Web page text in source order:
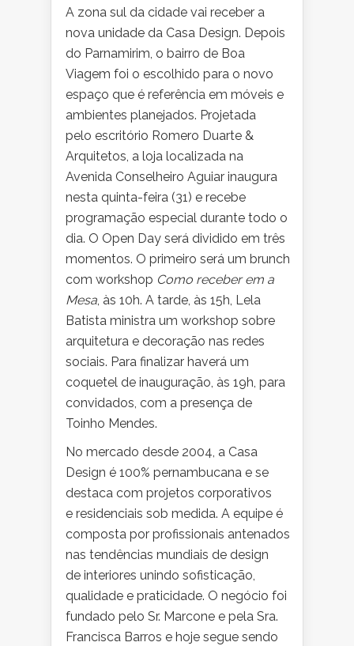
A zona sul da cidade vai receber a
nova unidade da Casa Design. Depois
do Parnamirim, o bairro de Boa
Viagem foi o escolhido para o novo
espaço que é referência em móveis e
ambientes planejados. Projetada
pelo escritório Romero Duarte &
Arquitetos, a loja localizada na
Avenida Conselheiro Aguiar inaugura
nesta quinta-feira (31) e recebe
programação especial durante todo o
dia. O Open Day será dividido em três
momentos. O primeiro será um brunch
com workshop Como receber em a
Mesa, às 10h. A tarde, às 15h, Lela
Batista ministra um workshop sobre
arquitetura e decoração nas redes
sociais. Para finalizar haverá um
coquetel de inauguração, às 19h, para
convidados, com a presença de
Toinho Mendes.
No mercado desde 2004, a Casa
Design é 100% pernambucana e se
destaca com projetos corporativos
e residenciais sob medida. A equipe é
composta por profissionais antenados
nas tendências mundiais de design
de interiores unindo sofisticação,
qualidade e praticidade. O negócio foi
fundado pelo Sr. Marcone e pela Sra.
Francisca Barros e hoje segue sendo